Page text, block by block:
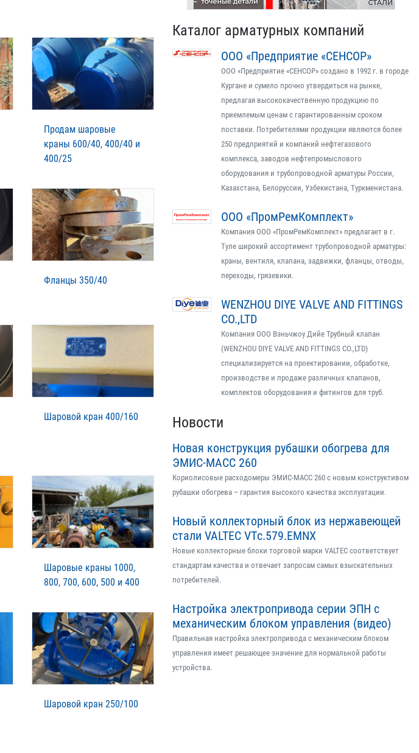
Продам шаровые
краны 600/40, 400/40 и
400/25
Фланцы 350/40
Шаровой кран 400/160
Шаровые краны 1000,
800, 700, 600, 500 и 400
Шаровой кран 250/100
Каталог арматурных компаний
ООО «Предприятие «СЕНСОР»
ООО «Предприятие «СЕНСОР» создано в 1992 г. в городе
Кургане и сумело прочно утвердиться на рынке,
предлагая высококачественную продукцию по
приемлемым ценам с гарантированным сроком
поставки. Потребителями продукции являются более
250 предприятий и компаний нефтегазового
комплекса, заводов нефтепромыслового
оборудования и трубопроводной арматуры России,
Казахстана, Белоруссии, Узбекистана, Туркменистана.
ООО «ПромРемКомплект»
Компания ООО «ПромРемКомплект» предлагает в г.
Туле широкий ассортимент трубопроводной арматуры:
краны, вентиля, клапана, задвижки, фланцы, отводы,
переходы, грязевики.
WENZHOU DIYE VALVE AND FITTINGS
CO.,LTD
Компания ООО Вэньчжоу Дийе Трубный клапан
(WENZHOU DIYE VALVE AND FITTINGS CO.,LTD)
специализируется на проектировании, обработке,
производстве и продаже различных клапанов,
комплектов оборудования и фитингов для труб.
Новости
Новая конструкция рубашки обогрева для
ЭМИС-МАСС 260
Кориолисовые расходомеры ЭМИС-МАСС 260 с новым конструктивом
рубашки обогрева – гарантия высокого качества эксплуатации.
Новый коллекторный блок из нержавеющей
стали VALTEC VTс.579.EMNX
Новые коллекторные блоки торговой марки VALTEC соответствует
стандартам качества и отвечает запросам самых взыскательных
потребителей.
Настройка электропривода серии ЭПН с
механическим блоком управления (видео)
Правильная настройка электропривода с механическим блоком
управления имеет решающее значение для нормальной работы
устройства.